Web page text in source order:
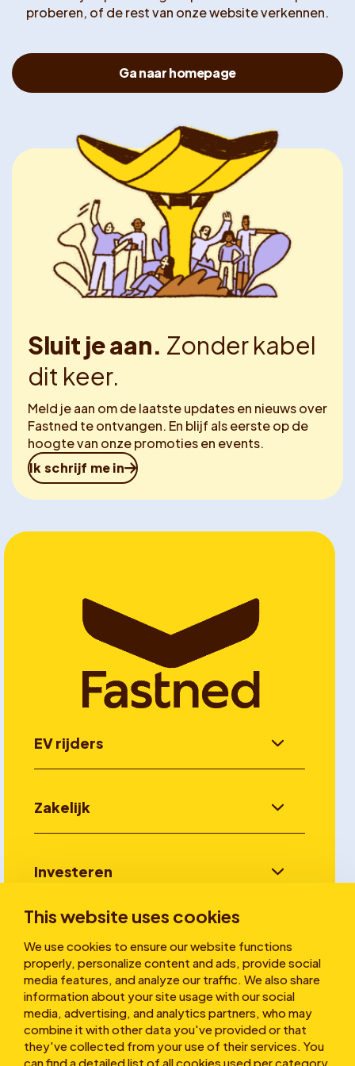
This website uses cookies
We use cookies to ensure our website functions
properly, personalize content and ads, provide social
media features, and analyze our traffic. We also share
information about your site usage with our social
media, advertising, and analytics partners, who may
combine it with other data you've provided or that
they've collected from your use of their services. You
can find a detailed list of all cookies used per category
proberen, of de rest van onze website verkennen.
Ga naar homepage
Sluit je aan. Zonder kabel
dit keer.
Meld je aan om de laatste updates en nieuws over
Fastned te ontvangen. En blijf als eerste op de
hoogte van onze promoties en events.
Ik schrijf me in
EV rijders
Zakelijk
Investeren
Over ons